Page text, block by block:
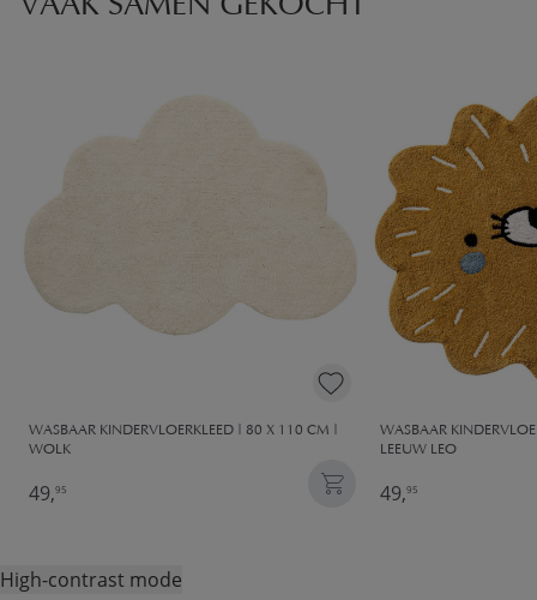
VAAK SAMEN GEKOCHT
WASBAAR KINDERVLOERKLEED | 80 X 110 CM |
WOLK
49,95
WASBAAR
LEEUW LEO
49,95
High-contrast mode